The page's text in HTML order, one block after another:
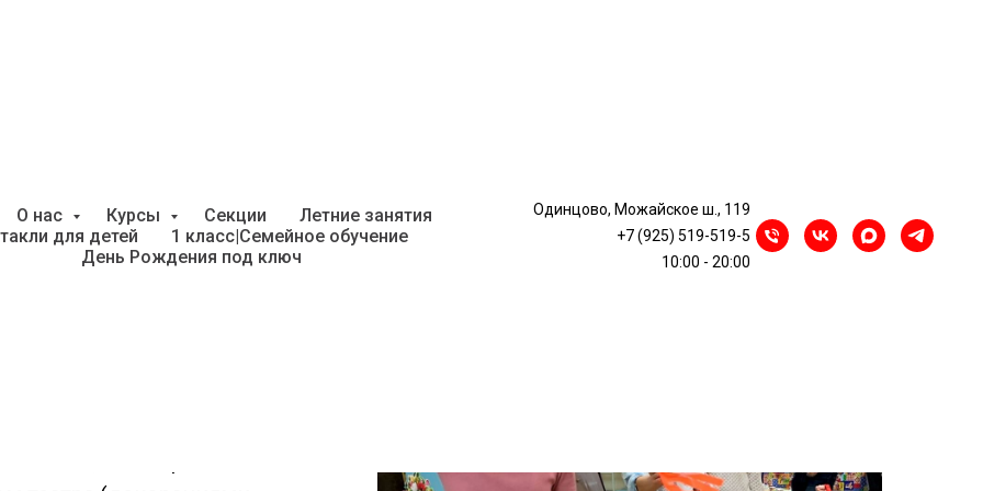
О нас Курсы Секции
Летние занятия
для детей
1 класс|Семейное обучение
День Рождения под ключ
Одинцово, Можайское ш., 119
+7 (925) 519-519-5
10:00 - 20:00
спектакль «Сказка про ёжика» в
сентябре